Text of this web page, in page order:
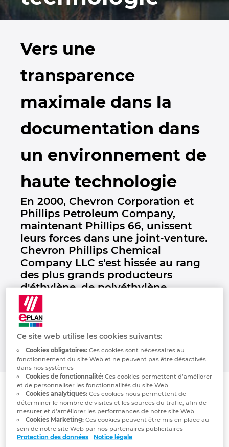
Vers une
transparence
maximale dans la
documentation dans
un environnement de
haute technologie
En 2000, Chevron Corporation et
Phillips Petroleum Company,
maintenant Phillips 66, unissent
leurs forces dans une joint-venture.
Chevron Phillips Chemical
Company LLC s'est hissée au rang
des plus grands producteurs
d'éthylène, de polyéthylène,
d'aromates, de styrène et de
specialty chemicals, tels que les
mercaptans.
En 2000, Chevron Corporation et Phillips
Petroleum Company, maintenant Phillips 66,
unissent leurs forces dans une joint-venture.
Chevron Phillips Chemical Company LLC
Industrie maritime
Rapports utilisateurs
Automatisation des bâtiments
EPLAN integration pour ERP, PDM et PLM
EPLAN Data Portal
EPLAN Education pour les écoles
EPLAN Education pour les étudiants
Contact
Trust Center
Brunei
Canada
Chile
China
China Taiwan
Colombia
Croatia
Czech Republic
Denmark
Finland
Germany
Hungary
India
Indonesia
Sélectionner la langue:
Ce site web utilise les cookies suivants:
Cookies obligatoires:Ces cookies sont nécessaires au
fonctionnement du site Web et ne peuvent pas être désactivés
dans nos systèmes
Cookies de fonctionnalité:Ces cookies permettent d’améliorer
et de personnaliser les fonctionnalités du site Web
Cookies analytiques:Ces cookies nous permettent de
déterminer le nombre de visites et les sources du trafic, afin de
mesurer et d’améliorer les performances de notre site Web
Cookies Marketing:Ces cookies peuvent être mis en place au
sein de notre site Web par nos partenaires publicitaires
Protection des données
Notice légale